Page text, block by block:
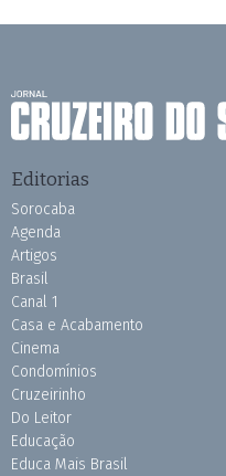
Editorias
Sorocaba
Agenda
Artigos
Brasil
Canal 1
Casa e Acabamento
Cinema
Condomínios
Cruzeirinho
Do Leitor
Educação
Educa Mais Brasil